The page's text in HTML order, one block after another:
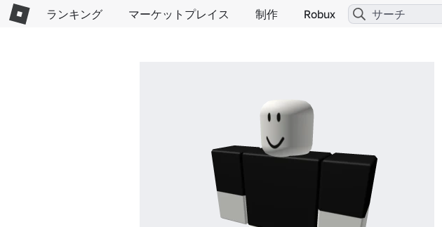
ランキング マーケットプレイス 制作 Robux